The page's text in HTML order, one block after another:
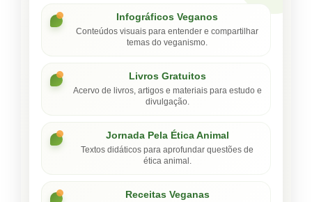
Infográficos Veganos
Conteúdos visuais para entender e compartilhar
temas do veganismo.
Livros Gratuitos
Acervo de livros, artigos e materiais para estudo e
divulgação.
Jornada Pela Ética Animal
Textos didáticos para aprofundar questões de
ética animal.
Receitas Veganas